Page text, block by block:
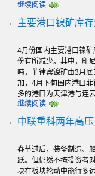
继续阅读
主要港口镍矿库
4月份国内主要港口镍
份有所减少。其中，印
吨，菲律宾镍矿由3月
加，4月下旬国内港口
多的港口为天津港与连
继续阅读
中联重科两年高
春节过后，装备制造、
跃。但仍然不掩投资者
块在板块轮动中能行多